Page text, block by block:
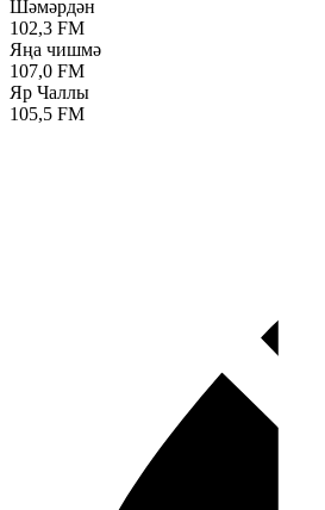
Шәмәрдән
102,3 FM
Яңа чишмә
107,0 FM
Яр Чаллы
105,5 FM